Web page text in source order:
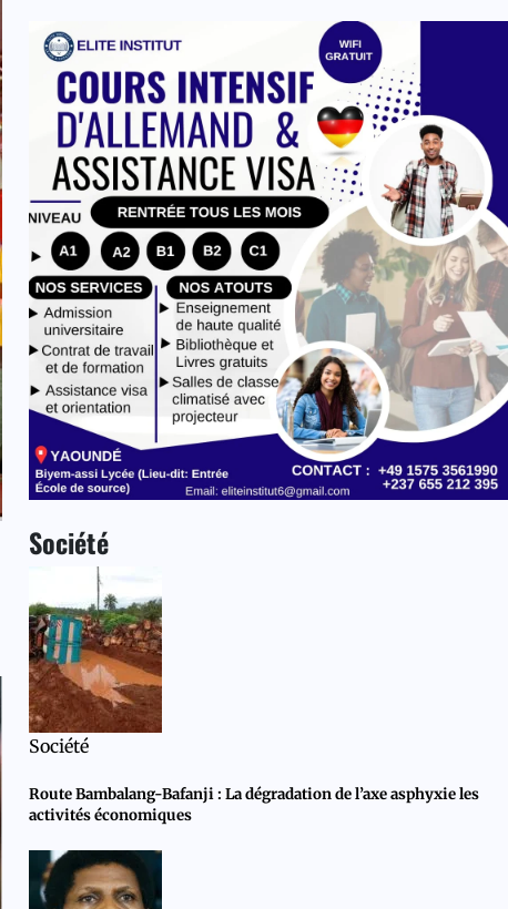
Société
Société
Route Bambalang-Bafanji : La dégradation de l’axe asphyxie les
activités économiques